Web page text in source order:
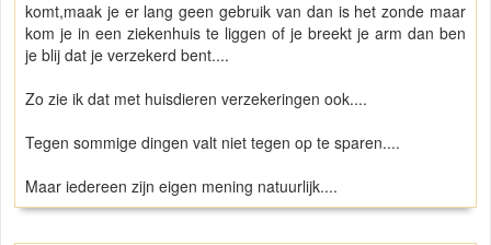
komt,maak je er lang geen gebruik van dan is het zonde maar
kom je in een ziekenhuis te liggen of je breekt je arm dan ben
je blij dat je verzekerd bent....
Zo zie ik dat met huisdieren verzekeringen ook....
Tegen sommige dingen valt niet tegen op te sparen....
Maar iedereen zijn eigen mening natuurlijk....